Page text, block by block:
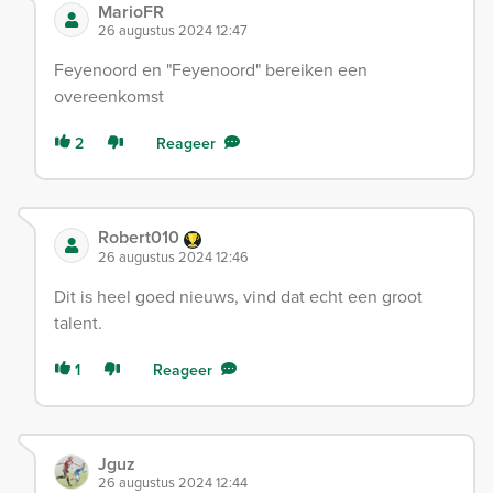
MarioFR
26 augustus 2024 12:47
Feyenoord en "Feyenoord" bereiken een
overeenkomst
2 Reageer
Robert010
26 augustus 2024 12:46
Dit is heel goed nieuws, vind dat echt een groot
talent.
1 Reageer
Jguz
26 augustus 2024 12:44